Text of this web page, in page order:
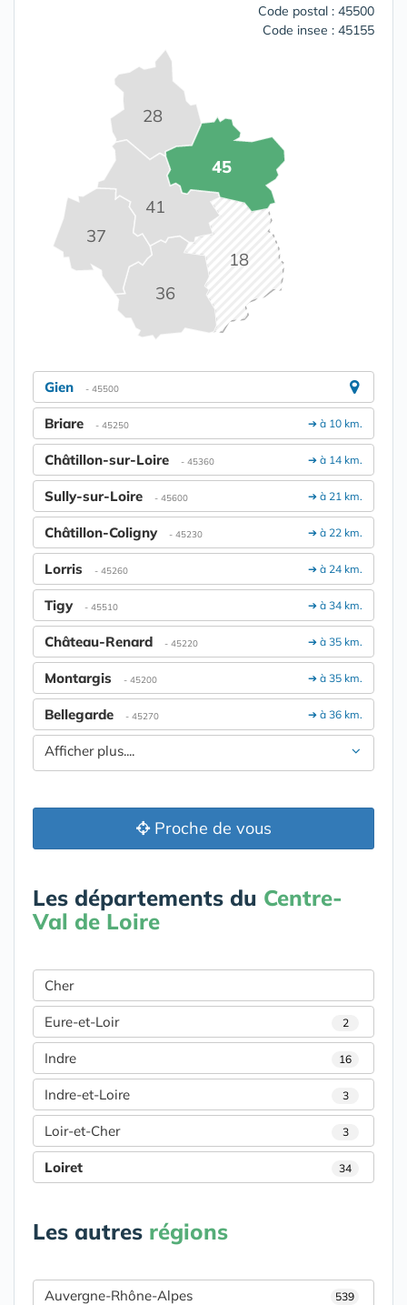
Code postal : 45500
Code insee : 45155
18
28
36
37
41
45
Gien - 45500
➔ à 10 km.
Briare - 45250
➔ à 14 km.
Châtillon-sur-Loire - 45360
➔ à 21 km.
Sully-sur-Loire - 45600
➔ à 22 km.
Châtillon-Coligny - 45230
➔ à 24 km.
Lorris - 45260
➔ à 34 km.
Tigy - 45510
➔ à 35 km.
Château-Renard - 45220
➔ à 35 km.
Montargis - 45200
➔ à 36 km.
Bellegarde - 45270
Afficher plus....
Proche de vous
Les départements du Centre-
Val de Loire
Cher
Eure-et-Loir 2
Indre 16
Indre-et-Loire 3
Loir-et-Cher 3
Loiret 34
Les autres régions
Auvergne-Rhône-Alpes 539